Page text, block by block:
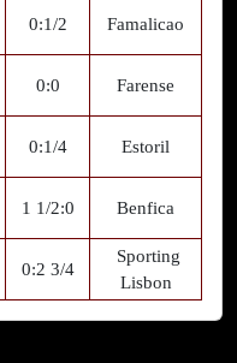
0:1/2 Famalicao
0:0 Farense
0:1/4 Estoril
1 1/2:0 Benfica
0:2 3/4
Sporting
Lisbon